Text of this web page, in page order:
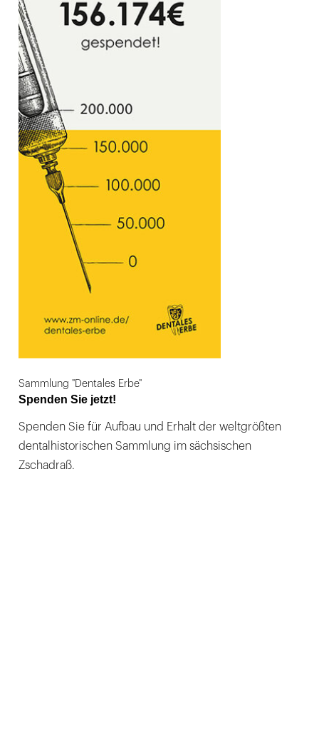
Sammlung "Dentales Erbe"
Spenden Sie jetzt!
Spenden Sie für Aufbau und Erhalt der weltgrößten
dentalhistorischen Sammlung im sächsischen
Zschadraß.